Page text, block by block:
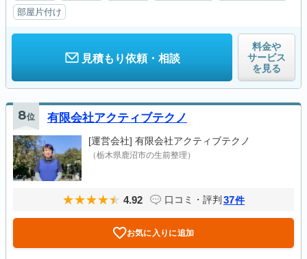
部屋片付け
見積もり依頼・相談
料金や
サービス
を見る
8位 有限会社アクティブテクノ
[運営会社] 有限会社アクティブテクノ
（栃木県鹿沼市の生前整理）
4.92 口コミ・評判 37件
お気に入りに追加